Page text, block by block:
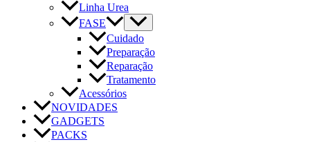
Linha Urea
FASE
Cuidado
Preparação
Reparação
Tratamento
Acessórios
NOVIDADES
GADGETS
PACKS